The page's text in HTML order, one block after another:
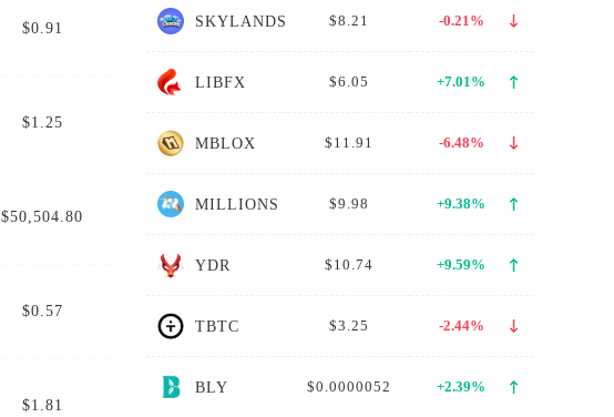
$0.91
$1.25
$50,504.80
$0.57
$1.81
SKYLANDS $8.21 -0.21%
LIBFX $6.05 +7.01%
MBLOX $11.91 -6.48%
MILLIONS $9.98 +9.38%
YDR $10.74 +9.59%
TBTC $3.25 -2.44%
BLY $0.0000052 +2.39%